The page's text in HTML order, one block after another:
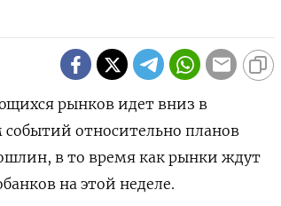
рынков идет вниз в
относительно планов
в то время как рынки ждут
на этой неделе.